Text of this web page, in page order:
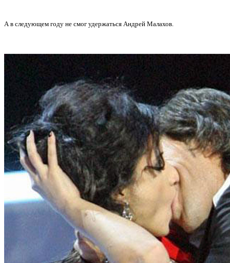
А в следующем году не смог удержаться Андрей Малахов.